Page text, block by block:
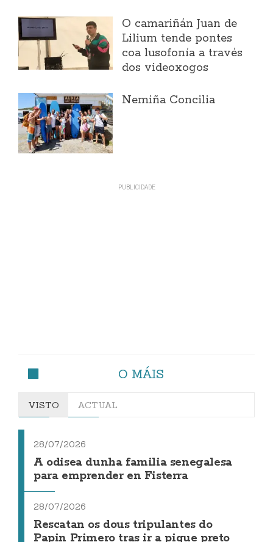
O camariñán Juan de
Lilium tende pontes
coa lusofonía a través
dos videoxogos
Nemiña Concilia
O MÁIS
VISTO ACTUAL
28/07/2026
A odisea dunha familia senegalesa
para emprender en Fisterra
28/07/2026
Rescatan os dous tripulantes do
Papin Primero tras ir a pique preto